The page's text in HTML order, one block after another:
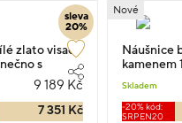
sleva
20%
zlato visací
s
9 189 Kč
7 351 Kč
Nové
Náušnice
kamenem
Skladem
-20% kód:
SRPEN20